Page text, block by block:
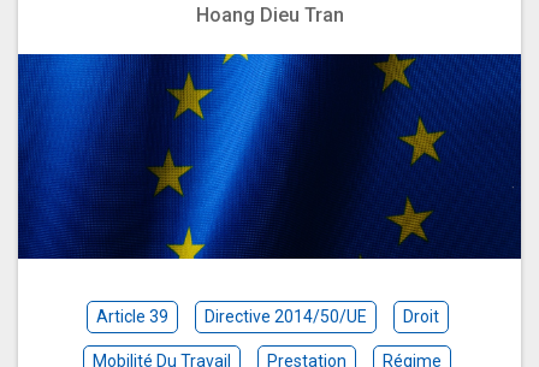
Hoang Dieu Tran
Article 39 Directive 2014/50/UE Droit
Mobilité Du Travail Prestation Régime